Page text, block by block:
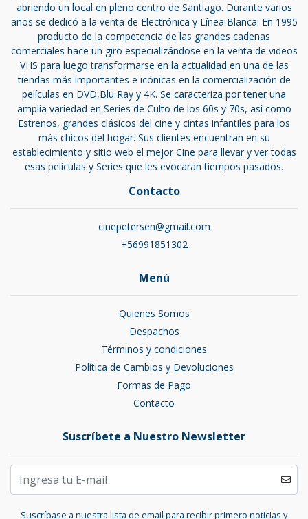
abriendo un local en pleno centro de Santiago. Durante varios
años se dedicó a la venta de Electrónica y Línea Blanca. En 1995
producto de la competencia de las grandes cadenas
comerciales hace un giro especializándose en la venta de videos
VHS para luego transformarse en la actualidad en una de las
tiendas más importantes e icónicas en la comercialización de
películas en DVD,Blu Ray y 4K. Se caracteriza por tener una
amplia variedad en Series de Culto de los 60s y 70s, así como
Estrenos, grandes clásicos del cine y cintas infantiles para los
más chicos del hogar. Sus clientes encuentran en su
establecimiento y sitio web el mejor Cine para llevar y ver todas
esas películas y Series que les evocaran tiempos pasados.
Contacto
cinepetersen@gmail.com
+56991851302
Menú
Quienes Somos
Despachos
Términos y condiciones
Política de Cambios y Devoluciones
Formas de Pago
Contacto
Suscríbete a Nuestro Newsletter
Suscríbase a nuestra lista de email para recibir primero noticias y